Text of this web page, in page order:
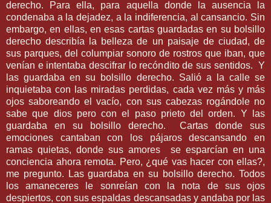
derecho. Para ella, para aquella donde la ausencia la
condenaba a la dejadez, a la indiferencia, al cansancio. Sin
embargo, en ellas, en esas cartas guardadas en su bolsillo
derecho describía la belleza de un paisaje de ciudad, de
sus parques, del columpiar sonoro de rostros que iban, que
venían e intentaba descifrar lo recóndito de sus sentidos. Y
las guardaba en su bolsillo derecho. Salió a la calle se
inquietaba con las miradas perdidas, cada vez más y más
ojos saboreando el vacío, con sus cabezas rogándole no
sabe que dios pero con el paso prieto del orden. Y las
guardaba en su bolsillo derecho.
Cartas donde sus
emociones cantaban con los pájaros descansando en
ramas quietas, donde sus amores
se esparcían en una
conciencia ahora remota. Pero, ¿qué vas hacer con ellas?,
me pregunto. Las guardaba en su bolsillo derecho. Todos
los amaneceres le sonreían con la nota de sus ojos
despiertos, con sus espaldas descansadas y andaba por las